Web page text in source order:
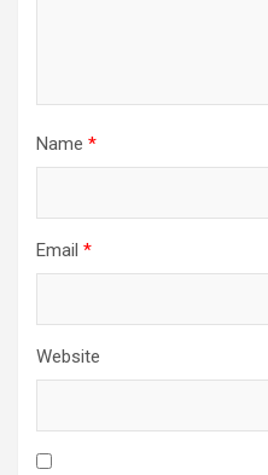
Name *
Email *
Website